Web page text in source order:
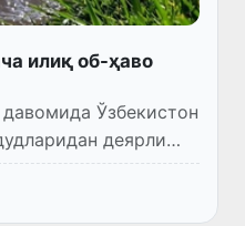
илиқ об-ҳаво
Ўзбекистон
деярли
давом этади, бу
ҳарорати